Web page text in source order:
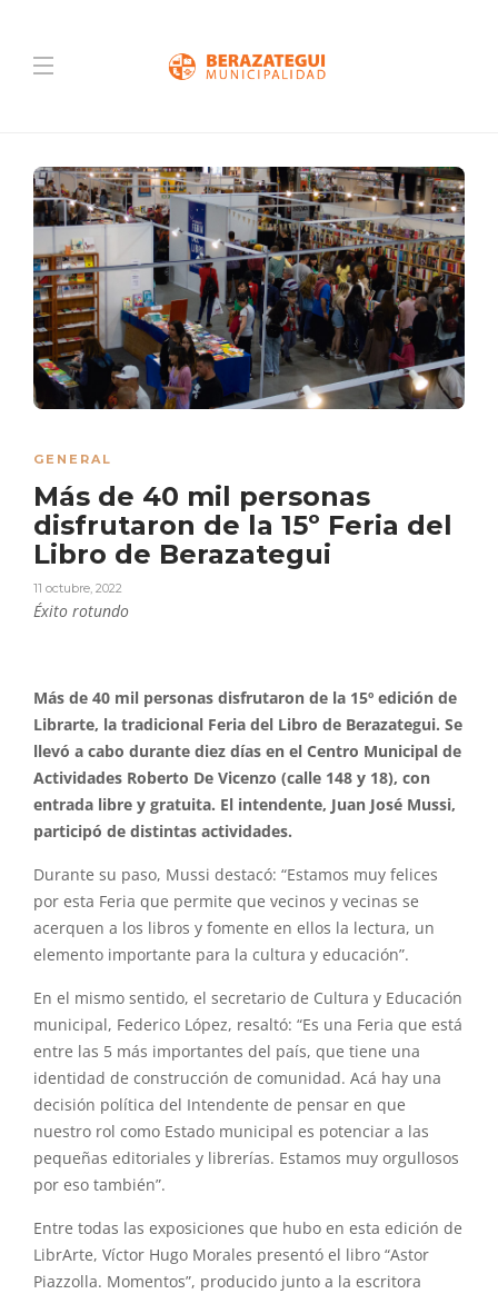
GENERAL
Más de 40 mil personas
disfrutaron de la 15º Feria del
Libro de Berazategui
11 octubre, 2022
Éxito rotundo
Más de 40 mil personas disfrutaron de la 15º edición de
Librarte, la tradicional Feria del Libro de Berazategui. Se
llevó a cabo durante diez días en el Centro Municipal de
Actividades Roberto De Vicenzo (calle 148 y 18), con
entrada libre y gratuita. El intendente, Juan José Mussi,
participó de distintas actividades.
Durante su paso, Mussi destacó: “Estamos muy felices
por esta Feria que permite que vecinos y vecinas se
acerquen a los libros y fomente en ellos la lectura, un
elemento importante para la cultura y educación”.
En el mismo sentido, el secretario de Cultura y Educación
municipal, Federico López, resaltó: “Es una Feria que está
entre las 5 más importantes del país, que tiene una
identidad de construcción de comunidad. Acá hay una
decisión política del Intendente de pensar en que
nuestro rol como Estado municipal es potenciar a las
pequeñas editoriales y librerías. Estamos muy orgullosos
por eso también”.
Entre todas las exposiciones que hubo en esta edición de
LibrArte, Víctor Hugo Morales presentó el libro “Astor
Piazzolla. Momentos”, producido junto a la escritora